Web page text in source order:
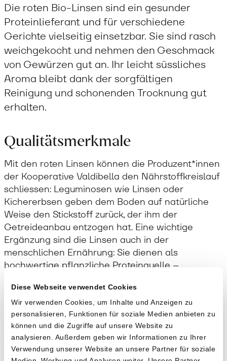
Diese Webseite verwendet Cookies
Wir verwenden Cookies, um Inhalte und Anzeigen zu
personalisieren, Funktionen für soziale Medien anbieten zu
können und die Zugriffe auf unsere Website zu
analysieren. Außerdem geben wir Informationen zu Ihrer
Verwendung unserer Website an unsere Partner für soziale
Die roten Bio-Linsen sind ein gesunder
Proteinlieferant und für verschiedene
Gerichte vielseitig einsetzbar. Sie sind rasch
weichgekocht und nehmen den Geschmack
von Gewürzen gut an. Ihr leicht süssliches
Aroma bleibt dank der sorgfältigen
Reinigung und schonenden Trocknung gut
erhalten.
Qualitätsmerkmale
Mit den roten Linsen können die Produzent*innen
der Kooperative Valdibella den Nährstoffkreislauf
schliessen: Leguminosen wie Linsen oder
Kichererbsen geben dem Boden auf natürliche
Weise den Stickstoff zurück, der ihm der
Getreideanbau entzogen hat. Eine wichtige
Ergänzung sind die Linsen auch in der
menschlichen Ernährung: Sie dienen als
hochwertige pflanzliche Proteinquelle –
Aroma in den verschiedensten Gerichten zu
überzeugen!
Anwendung
Kochzeit 10 Minuten (die Linsen müssen nicht